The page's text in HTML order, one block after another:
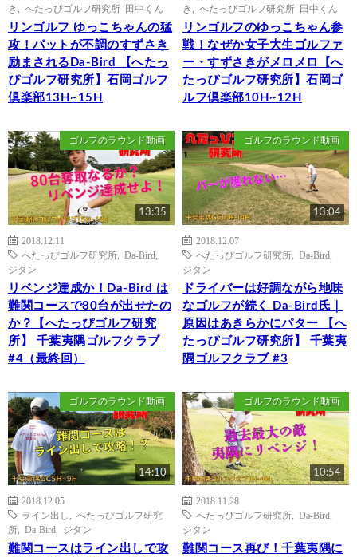
き
へたっぴゴルフ研究所 田中くん
リンゴルフ ゆっこちゃんの猛
攻！パットが不調のすずさき
励まされるDa-Bird 【へたっ
ぴゴルフ研究所】石岡ゴルフ
倶楽部13H~15H
き
へたっぴゴルフ研究所 田中くん
リンゴルフのゆっこちゃん参
戦！なぜか女子大生ゴルファ
ー・すずさきがメロメロ【へ
たっぴゴルフ研究所】石岡ゴ
ルフ倶楽部10H~12H
ゴルフのラウンド動画
13:35
2018.12.11
へたっぴゴルフ研究所
Da-Bird
ジタン
リベンジ達成か！Da-Bird は
難関コースで80台が出せたの
か？【へたっぴゴルフ研究
所】 千葉夷隅ゴルフクラブ
#4（最終回）
ゴルフのラウンド動画
13:04
2018.12.07
へたっぴゴルフ研究所
Da-Bird
ジタン
ドライバーは好調ながら地味
なゴルフが続く Da-Bird氏｜
原因はあきらかにパター 【へ
たっぴゴルフ研究所】 千葉夷
隅ゴルフクラブ #3
ゴルフのラウンド動画
14:10
2018.12.05
ライン出し
へたっぴゴルフ研究
所
Da-Bird ジタン
難関コースはライン出しで攻
ゴルフのラウンド動画
10:54
2018.11.28
へたっぴゴルフ研究所
Da-Bird
ジタン
難関コース再び！千葉夷隅に